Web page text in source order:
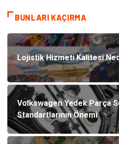
BUNLARI KAÇIRMA
Lojistik Hizmeti Kalitesi
Volkswagen Yedek Parça
Standartlarının Önemi